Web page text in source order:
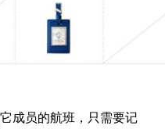
成员的航班，只需要记